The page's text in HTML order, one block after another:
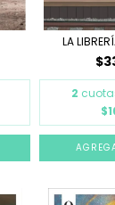
LA
2